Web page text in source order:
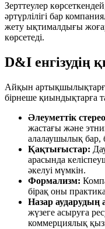
Зерттеулер
әртүрлілігі бар
жету ықтималдығы
көрсетеді.
D&I енгізудің
Айқын
бірнеше қиындықтарға
Әлеуметтік
жастағы және
алалаушылық бар,
Қақтығыстар:
арасында
әкелуі мүмкін.
Формализм:
бірақ оны
Назар аударудың
жүзеге асыруға
коммерциялық